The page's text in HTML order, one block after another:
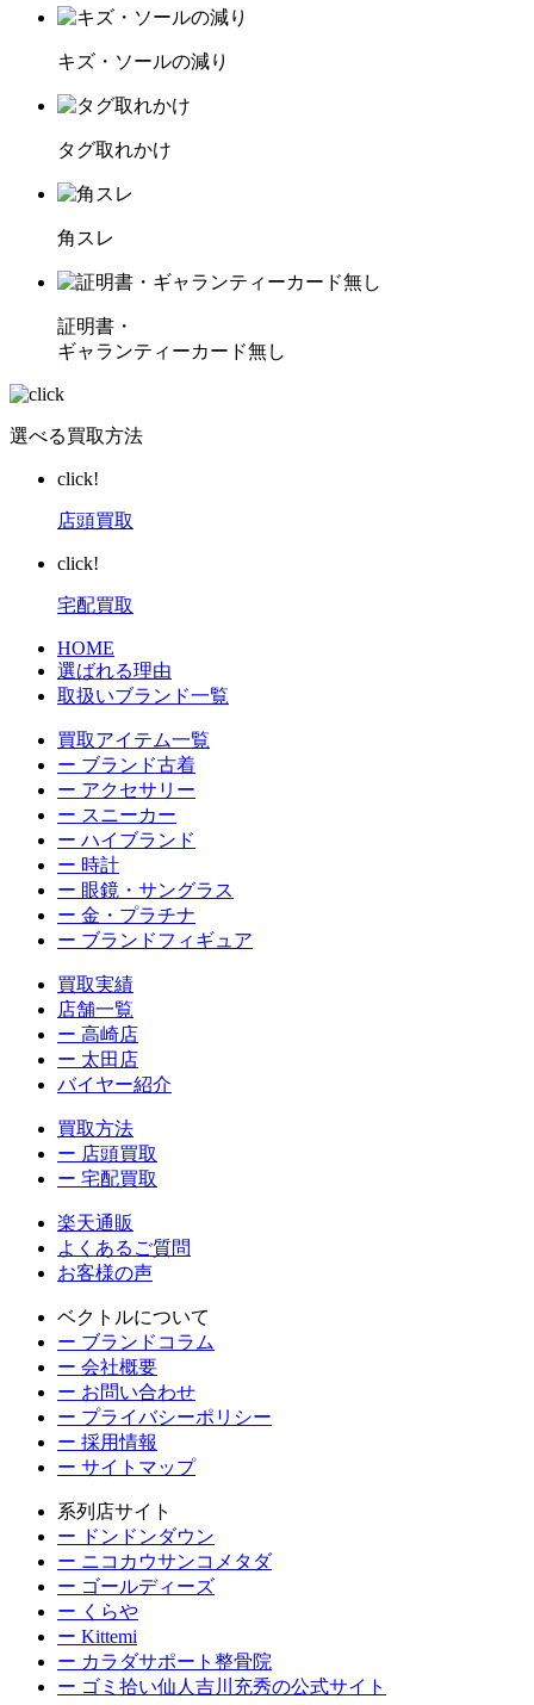
キズ・ソールの減り
タグ取れかけ
角スレ
証明書・
ギャランティーカード無し
選べる買取方法
click!
店頭買取
click!
宅配買取
HOME
選ばれる理由
取扱いブランド一覧
買取アイテム一覧
ー ブランド古着
ー アクセサリー
ー スニーカー
ー ハイブランド
ー 時計
ー 眼鏡・サングラス
ー 金・プラチナ
ー ブランドフィギュア
買取実績
店舗一覧
ー 高崎店
ー 太田店
バイヤー紹介
買取方法
ー 店頭買取
ー 宅配買取
楽天通販
よくあるご質問
お客様の声
ベクトルについて
ー ブランドコラム
ー 会社概要
ー お問い合わせ
ー プライバシーポリシー
ー 採用情報
ー サイトマップ
系列店サイト
ー ドンドンダウン
ー ニコカウサンコメタダ
ー ゴールディーズ
ー くらや
ー Kittemi
ー カラダサポート整骨院
ー ゴミ拾い仙人吉川充秀の公式サイト